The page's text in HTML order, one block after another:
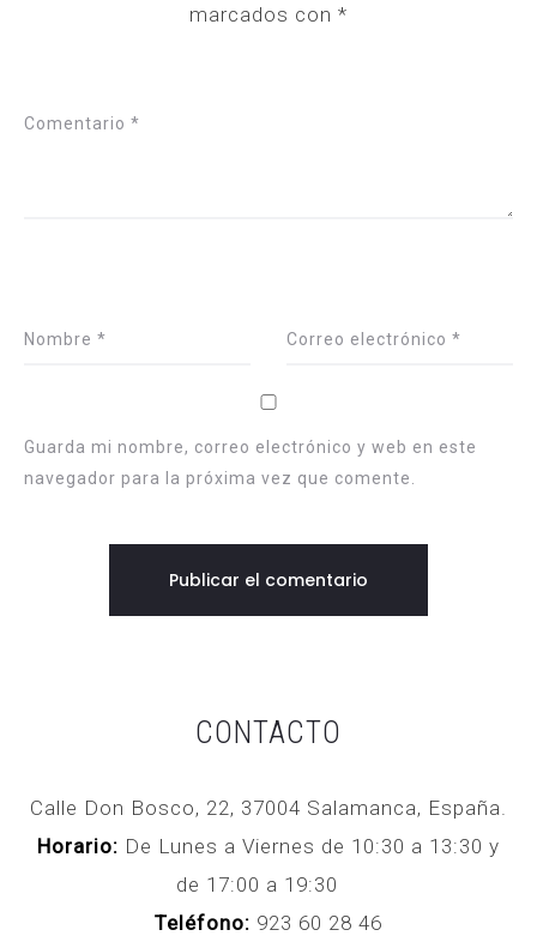
marcados con *
Comentario *
Nombre * Correo electrónico *
Guarda mi nombre, correo electrónico y web en este
navegador para la próxima vez que comente.
CONTACTO
Calle Don Bosco, 22, 37004 Salamanca, España.
Horario: De Lunes a Viernes de 10:30 a 13:30 y
de 17:00 a 19:30
Teléfono: 923 60 28 46